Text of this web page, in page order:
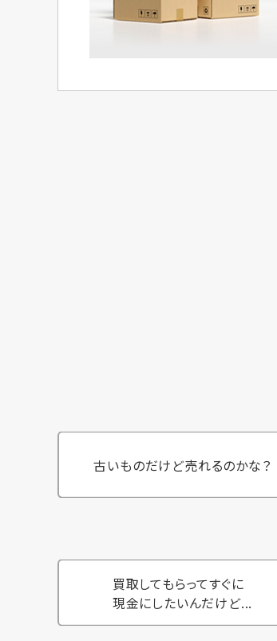
古いものだけど売れるのかな？
買取してもらってすぐに
現金にしたいんだけど...